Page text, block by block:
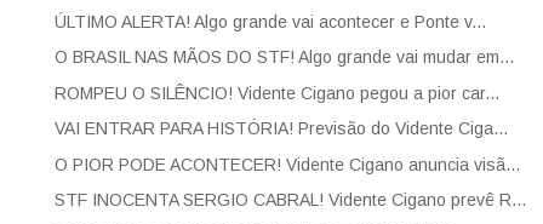
ÚLTIMO ALERTA! Algo grande vai acontecer e Ponte v...
O BRASIL NAS MÃOS DO STF! Algo grande vai mudar em...
ROMPEU O SILÊNCIO! Vidente Cigano pegou a pior car...
VAI ENTRAR PARA HISTÓRIA! Previsão do Vidente Ciga...
O PIOR PODE ACONTECER! Vidente Cigano anuncia visã...
STF INOCENTA SERGIO CABRAL! Vidente Cigano prevê R...